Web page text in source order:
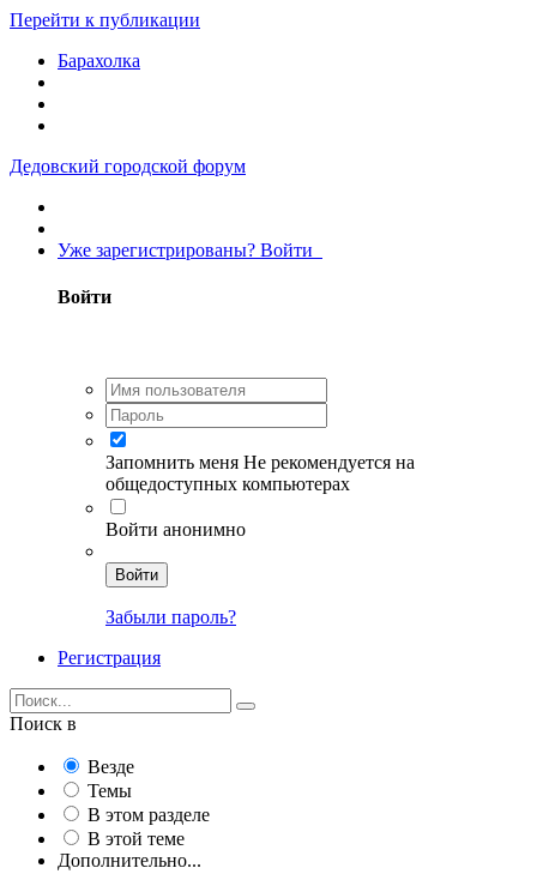
Перейти к публикации
Барахолка
Дедовский городской форум
Уже зарегистрированы? Войти
Войти
Запомнить меня Не рекомендуется на
общедоступных компьютерах
Войти анонимно
Войти
Забыли пароль?
Регистрация
Поиск в
Везде
Темы
В этом разделе
В этой теме
Дополнительно...